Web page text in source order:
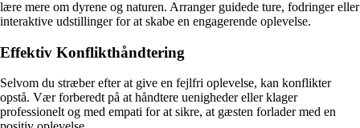
lære mere om dyrene og naturen. Arranger guidede ture, fodringer eller
interaktive udstillinger for at skabe en engagerende oplevelse.
Effektiv Konflikthåndtering
Selvom du stræber efter at give en fejlfri oplevelse, kan konflikter
opstå. Vær forberedt på at håndtere uenigheder eller klager
professionelt og med empati for at sikre, at gæsten forlader med en